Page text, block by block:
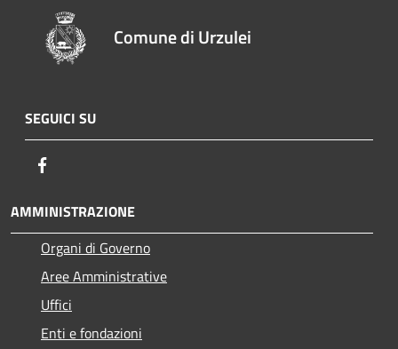
Comune di Urzulei
SEGUICI SU
AMMINISTRAZIONE
Organi di Governo
Aree Amministrative
Uffici
Enti e fondazioni